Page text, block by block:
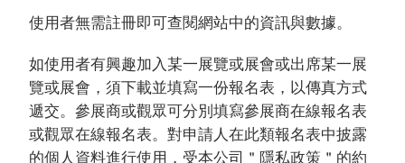
使用者無需註冊即可查閱網站中的資訊與數據。
如使用者有興趣加入某一展覽或展會或出席某一展
覽或展會，須下載並填寫一份報名表，以傳真方式
遞交。參展商或觀眾可分別填寫參展商在線報名表
或觀眾在線報名表。對申請人在此類報名表中披露
的個人資料進行使用，受本公司＂隱私政策＂的約